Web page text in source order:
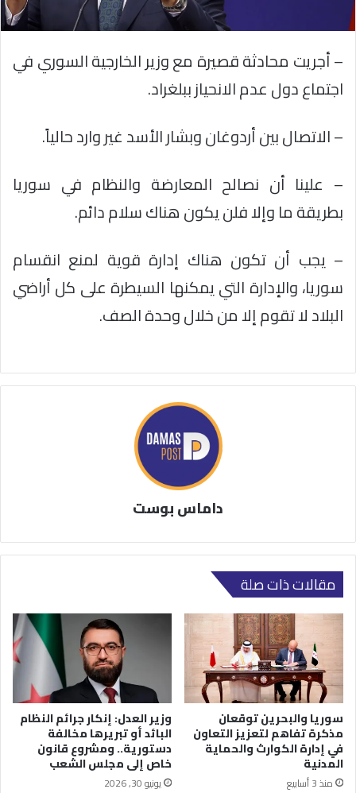
– أجريت محادثة قصيرة مع وزير الخارجية السوري في
اجتماع دول عدم الانحياز ببلغراد.
– الاتصال بين أردوغان وبشار الأسد غير وارد حالياً.
– علينا أن نصالح المعارضة والنظام في سوريا
بطريقة ما وإلا فلن يكون هناك سلام دائم.
– يجب أن تكون هناك إدارة قوية لمنع انقسام
سوريا، والإدارة التي يمكنها السيطرة على كل أراضي
البلاد لا تقوم إلا من خلال وحدة الصف.
داماس بوست
مقالات ذات صلة
سوريا والبحرين توقعان
مذكرة تفاهم لتعزيز التعاون
في إدارة الكوارث والحماية
المدنية
منذ 3 أسابيع
وزير العدل: إنكار جرائم النظام
البائد أو تبريرها مخالفة
دستورية.. ومشروع قانون
خاص إلى مجلس الشعب
يونيو 30, 2026